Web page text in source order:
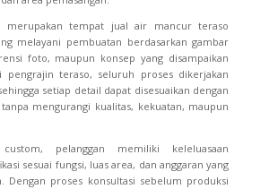
merupakan tempat jual air mancur teraso
melayani pembuatan berdasarkan gambar
foto, maupun konsep yang disampaikan
pengrajin teraso, seluruh proses dikerjakan
setiap detail dapat disesuaikan dengan
mengurangi kualitas, kekuatan, maupun
pelanggan memiliki keleluasaan
sesuai fungsi, luas area, dan anggaran yang
Dengan proses konsultasi sebelum produksi